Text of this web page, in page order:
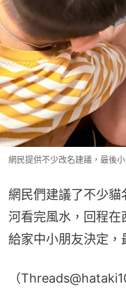
網民提供不少改名建議，最後
網民們建議了不少
河看完風水，回程在
給家中小朋友決定，
（